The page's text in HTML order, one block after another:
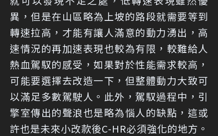
異，但是在山區略為上坡的路段就需要等到
轉速拉高，才能有讓人滿意的動力湧出，高
速情況的再加速表現也較為有限，較難給人
熱血駕馭的感受，如果對於性能需求較高，
可能要選擇去改造一下，但整體動力大致可
以滿足多數駕駛人。此外，駕馭過程中，引
擎室傳出的聲浪也是略為惱人的缺點，這或
許也是未來小改款後C-HR必須強化的地方。